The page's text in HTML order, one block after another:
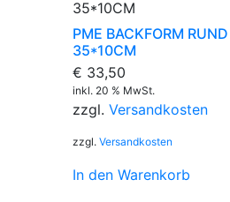
PME BACKFORM
35*10CM
€ 33,50
inkl. 20 % MwSt.
zzgl.Versandkosten
zzgl.Versandkosten
In den Warenkorb